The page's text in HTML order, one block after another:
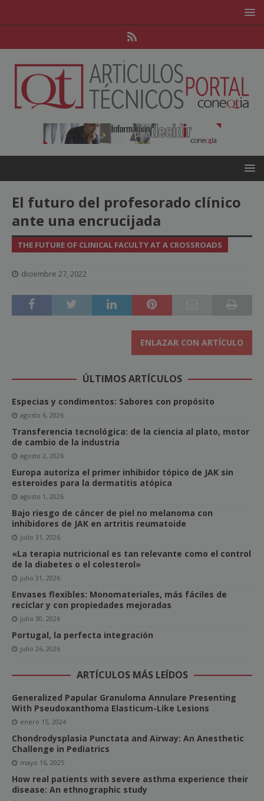
El futuro del profesorado clínico
ante una encrucijada
THE FUTURE OF CLINICAL FACULTY AT A CROSSROADS
diciembre 27, 2022
ENLAZAR CON ARTÍCULO
ÚLTIMOS ARTÍCULOS
Especias y condimentos: Sabores con propósito
agosto 6, 2026
Transferencia tecnológica: de la ciencia al plato, motor
de cambio de la industria
agosto 2, 2026
Europa autoriza el primer inhibidor tópico de JAK sin
esteroides para la dermatitis atópica
agosto 1, 2026
Bajo riesgo de cáncer de piel no melanoma con
inhibidores de JAK en artritis reumatoide
julio 31, 2026
«La terapia nutricional es tan relevante como el control
de la diabetes o el colesterol»
julio 31, 2026
Envases flexibles: Monomateriales, más fáciles de
reciclar y con propiedades mejoradas
julio 30, 2026
Portugal, la perfecta integración
julio 26, 2026
ARTÍCULOS MÁS LEÍDOS
Generalized Papular Granuloma Annulare Presenting
With Pseudoxanthoma Elasticum-Like Lesions
enero 15, 2024
Chondrodysplasia Punctata and Airway: An Anesthetic
Challenge in Pediatrics
mayo 16, 2025
How real patients with severe asthma experience their
disease: An ethnographic study